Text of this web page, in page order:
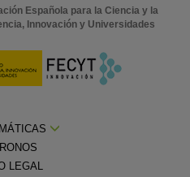
Española para la Ciencia y la
Innovación y Universidades
LEGAL